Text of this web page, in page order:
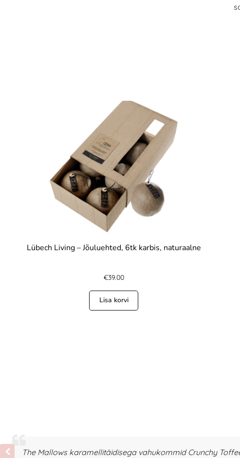
Lübech Living – Jõuluehted, 6tk karbis, naturaalne
€39.00
Lisa korvi
The Mallows karamellitäidisega vahukommid Crunchy